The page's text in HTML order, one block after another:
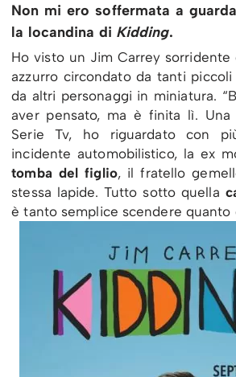
Non mi ero soffermata a
la locandina di Kidding.
Ho visto un Jim Carrey
azzurro circondato da tanti
da altri personaggi in miniatura.
aver pensato, ma è finita lì. Una
Serie Tv, ho riguardato con
incidente automobilistico, la ex
tomba del figlio, il fratello
stessa lapide. Tutto sotto quella
è tanto semplice scendere quanto